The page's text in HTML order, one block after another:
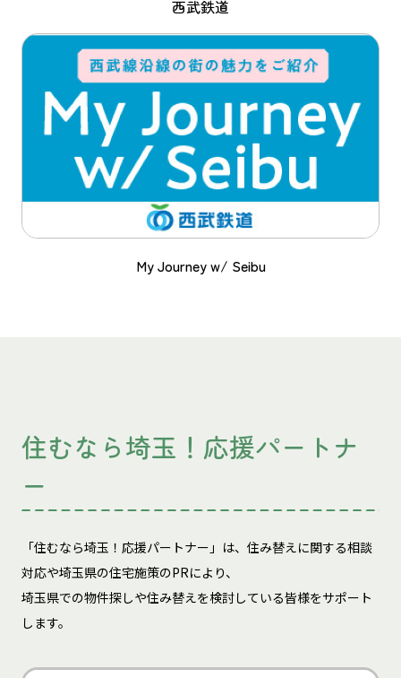
西武鉄道
My Journey w/ Seibu
住むなら埼玉！応援パートナ
ー
「住むなら埼玉！応援パートナー」は、住み替えに関する相談
対応や埼玉県の住宅施策のPRにより、
埼玉県での物件探しや住み替えを検討している皆様をサポート
します。